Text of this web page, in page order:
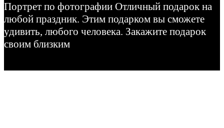
Портрет по фотографии Отличный подарок на
любой праздник. Этим подарком вы сможете
удивить, любого человека. Закажите подарок
своим близким